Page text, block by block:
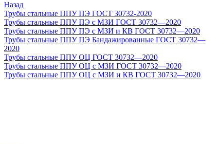
Назад
Трубы стальные ППУ ПЭ ГОСТ 30732-2020
Трубы стальные ППУ ПЭ с МЗИ ГОСТ 30732—2020
Трубы стальные ППУ ПЭ с МЗИ и КВ ГОСТ 30732—2020
Трубы стальные ППУ ПЭ Бандажированные ГОСТ 30732—
2020
Трубы стальные ППУ ОЦ ГОСТ 30732—2020
Трубы стальные ППУ ОЦ с МЗИ ГОСТ 30732—2020
Трубы стальные ППУ ОЦ с МЗИ и КВ ГОСТ 30732—2020